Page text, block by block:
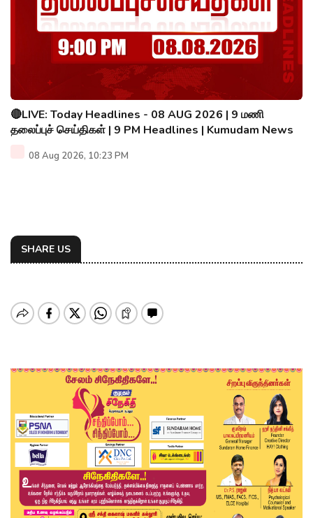
🔴LIVE: Today Headlines - 08 AUG 2026 | 9 மணி
தலைப்புச் செய்திகள் | 9 PM Headlines | Kumudam News
08 Aug 2026, 10:23 PM
SHARE US